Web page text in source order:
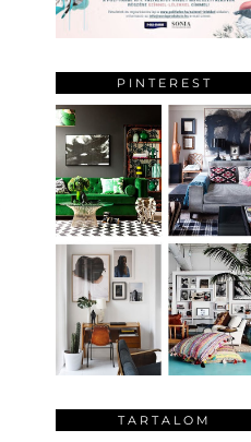
PINTEREST
TARTALOM